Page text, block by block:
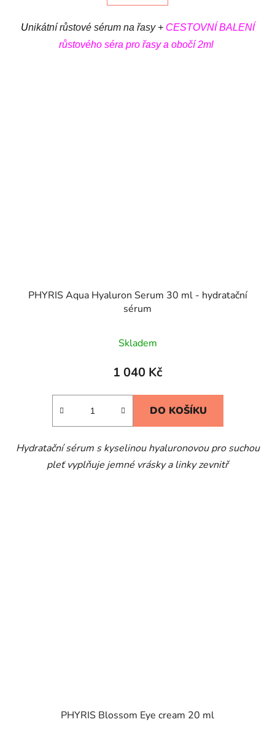
Unikátní růstové sérum na řasy + CESTOVNÍ BALENÍ
růstového séra pro řasy a obočí 2ml
PHYRIS Aqua Hyaluron Serum 30 ml - hydratační
sérum
Skladem
1 040 Kč
DO KOŠÍKU
Hydratační sérum s kyselinou hyaluronovou pro suchou
pleť vyplňuje jemné vrásky a linky zevnitř
PHYRIS Blossom Eye cream 20 ml